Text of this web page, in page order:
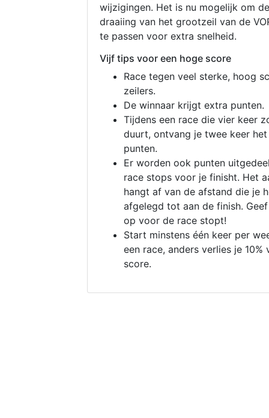
wijzigingen. Het is nu mogelijk om de
draaiing van het grootzeil van de
te passen voor extra snelheid.
Vijf tips voor een hoge score
Race tegen veel sterke, hoog
zeilers.
De winnaar krijgt extra punten.
Tijdens een race die vier keer
duurt, ontvang je twee keer
punten.
Er worden ook punten
race stops voor je finisht. Het
hangt af van de afstand die je
afgelegd tot aan de finish.
op voor de race stopt!
Start minstens één keer per
een race, anders verlies je 10%
score.